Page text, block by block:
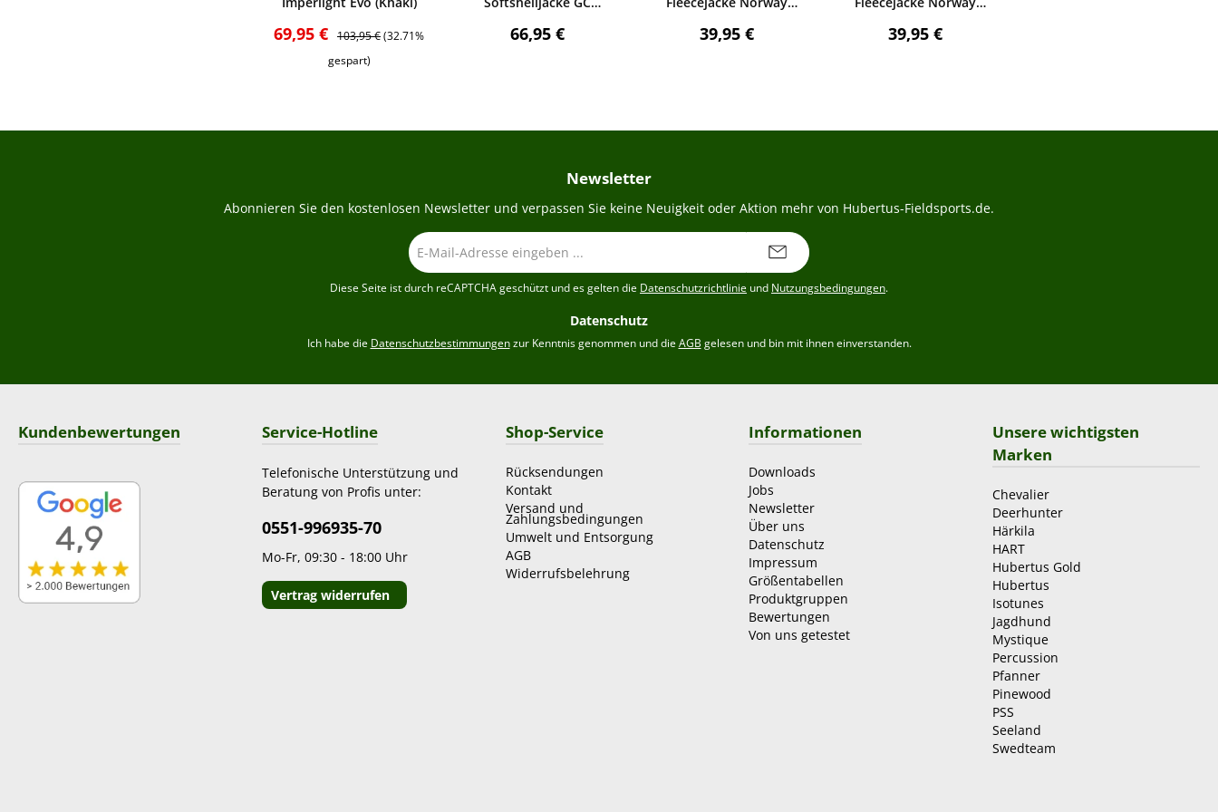
Verkaufspreis:
69,95 € Regulärer Preis:
103,95 €(32.71%
gespart)
Regulärer Preis:
66,95 € Regulärer Preis:
39,95 € Regulärer Preis:
39,95 €
Newsletter
Abonnieren Sie den kostenlosen Newsletter und verpassen Sie keine Neuigkeit oder Aktion mehr von Hubertus-Fieldsports.de.
E-
Mail-
Adresse
Diese Seite ist durch reCAPTCHA geschützt und es gelten die Datenschutzrichtlinie und Nutzungsbedingungen.
Datenschutz
Ich habe die Datenschutzbestimmungenzur Kenntnis genommen und dieAGB gelesen und bin mit ihnen einverstanden.
Service-Hotline
Telefonische Unterstützung und
Beratung von Profis unter:
0551-996935-70
Mo-Fr, 09:30 - 18:00 Uhr
Vertrag widerrufen
Shop-Service
Rücksendungen
Kontakt
Versand und
Zahlungsbedingungen
Umwelt und Entsorgung
AGB
Widerrufsbelehrung
Informationen
Downloads
Jobs
Newsletter
Über uns
Datenschutz
Impressum
Größentabellen
Produktgruppen
Bewertungen
Von uns getestet
Unsere wichtigsten
Marken
Chevalier
Deerhunter
Härkila
HART
Hubertus Gold
Hubertus
Isotunes
Jagdhund
Mystique
Percussion
Pfanner
Pinewood
PSS
Seeland
Swedteam
Kundenbewertungen